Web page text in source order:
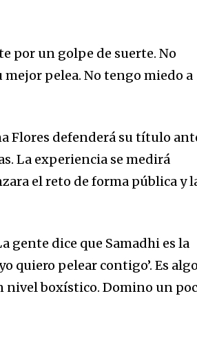
por un golpe de suerte. No
pelea. No tengo miedo a
Flores defenderá su título
La experiencia se medirá
el reto de forma pública y
gente dice que Samadhi es la
quiero pelear contigo’. Es algo
nivel boxístico. Domino un